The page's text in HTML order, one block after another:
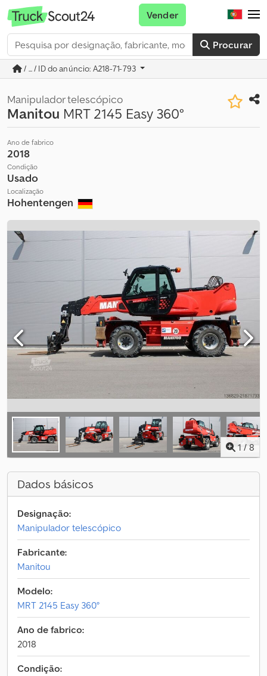
Procurar
Vender
/ ... / ID do anúncio: A218-71-793
Manipulador telescópico
Manitou MRT 2145 Easy 360°
Ano de fabrico
2018
Condição
Usado
Localização
Hohentengen
1 / 8
Dados básicos
Designação:
Manipulador telescópico
Fabricante:
Manitou
Modelo:
MRT 2145 Easy 360°
Ano de fabrico:
2018
Condição: